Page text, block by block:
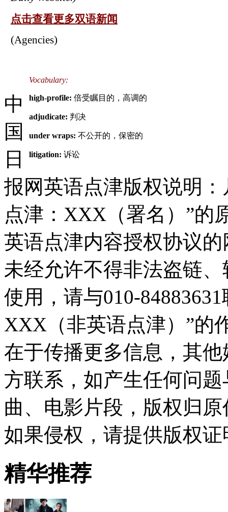
点击查看更多双语新闻
(Agencies)
Vocabulary:
high-profile: 倍受瞩目的，高调的
adjudicate: 判决
under wraps: 不公开的，保密的
litigation: 诉讼
中
国
日
报网英语点津版权说明
点津：XXX（署名）”的
英语点津内容授权协议
未经允许不得非法盗链
使用，请与010-
XXX（非英语点津）”的
在于传播更多信息，其
方联系，如产生任何问
曲、电影片段，版权归
如果侵权，请提供版权
精华推荐